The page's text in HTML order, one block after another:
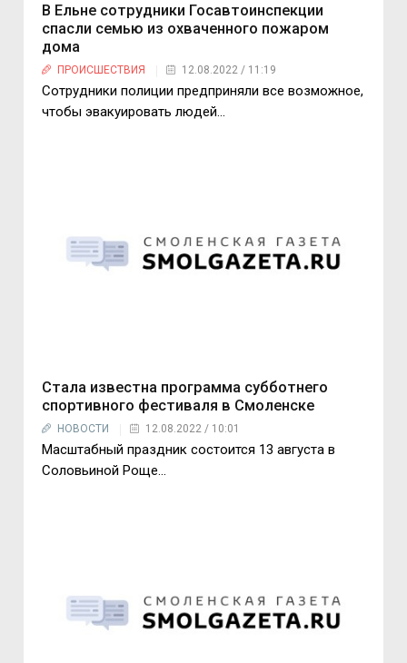
В Ельне сотрудники Госавтоинспекции
спасли семью из охваченного пожаром
дома
ПРОИСШЕСТВИЯ 12.08.2022 / 11:19
Сотрудники полиции предприняли все возможное,
чтобы эвакуировать людей...
Стала известна программа субботнего
спортивного фестиваля в Смоленске
НОВОСТИ 12.08.2022 / 10:01
Масштабный праздник состоится 13 августа в
Соловьиной Роще...